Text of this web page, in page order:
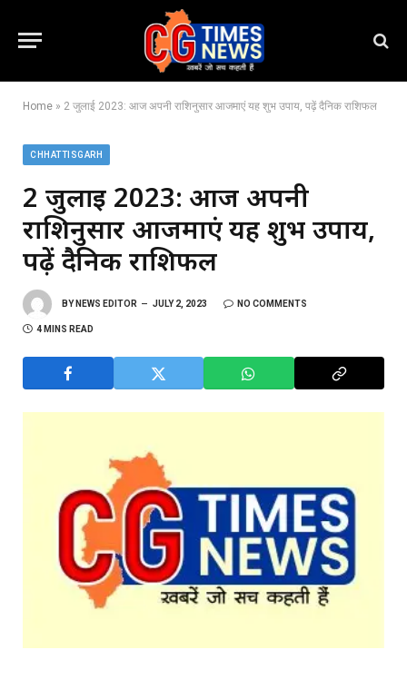
Home » 2 जुलाई 2023: आज अपनी राशिनुसार आजमाएं यह शुभ उपाय, पढ़ें दैनिक राशिफल
CHHATTISGARH
2 जुलाई 2023: आज अपनी
राशिनुसार आजमाएं यह शुभ उपाय,
पढ़ें दैनिक राशिफल
BY NEWS EDITOR JULY 2, 2023 NO COMMENTS
4 MINS READ